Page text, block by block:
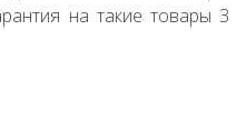
на такие товары 3